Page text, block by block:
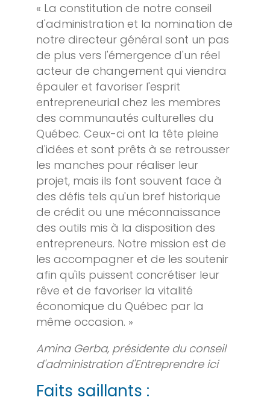
« La constitution de notre conseil
d'administration et la nomination de
notre directeur général sont un pas
de plus vers l'émergence d'un réel
acteur de changement qui viendra
épauler et favoriser l'esprit
entrepreneurial chez les membres
des communautés culturelles du
Québec. Ceux-ci ont la tête pleine
d'idées et sont prêts à se retrousser
les manches pour réaliser leur
projet, mais ils font souvent face à
des défis tels qu'un bref historique
de crédit ou une méconnaissance
des outils mis à la disposition des
entrepreneurs. Notre mission est de
les accompagner et de les soutenir
afin qu'ils puissent concrétiser leur
rêve et de favoriser la vitalité
économique du Québec par la
même occasion. »
Amina Gerba, présidente du conseil
d'administration d'Entreprendre ici
Faits saillants :